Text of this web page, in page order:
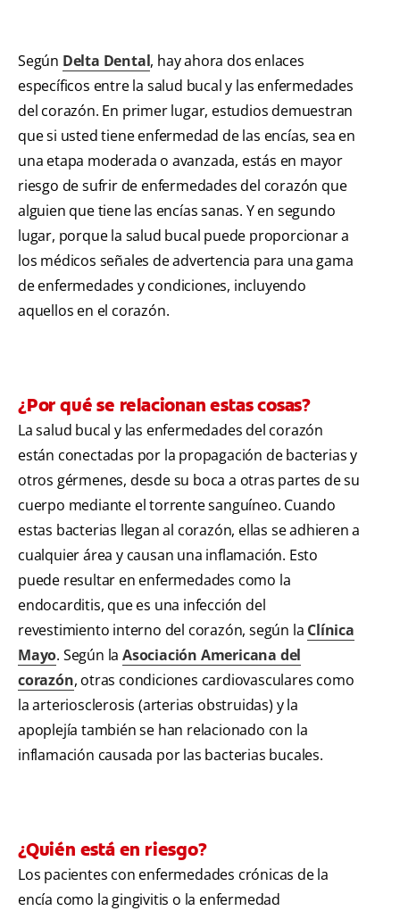
Según Delta Dental, hay ahora dos enlaces
específicos entre la salud bucal y las enfermedades
del corazón. En primer lugar, estudios demuestran
que si usted tiene enfermedad de las encías, sea en
una etapa moderada o avanzada, estás en mayor
riesgo de sufrir de enfermedades del corazón que
alguien que tiene las encías sanas. Y en segundo
lugar, porque la salud bucal puede proporcionar a
los médicos señales de advertencia para una gama
de enfermedades y condiciones, incluyendo
aquellos en el corazón.
¿Por qué se relacionan estas cosas?
La salud bucal y las enfermedades del corazón
están conectadas por la propagación de bacterias y
otros gérmenes, desde su boca a otras partes de su
cuerpo mediante el torrente sanguíneo. Cuando
estas bacterias llegan al corazón, ellas se adhieren a
cualquier área y causan una inflamación. Esto
puede resultar en enfermedades como la
endocarditis, que es una infección del
revestimiento interno del corazón, según la Clínica
Mayo. Según laAsociación Americana del
corazón, otras condiciones cardiovasculares como
la arteriosclerosis (arterias obstruidas) y la
apoplejía también se han relacionado con la
inflamación causada por las bacterias bucales.
¿Quién está en riesgo?
Los pacientes con enfermedades crónicas de la
encía como la gingivitis o la enfermedad